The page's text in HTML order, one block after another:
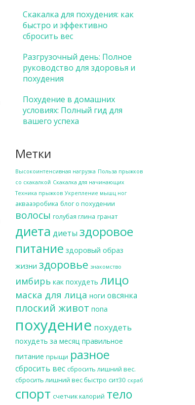
Скакалка для похудения: как
быстро и эффективно
сбросить вес
Разгрузочный день: Полное
руководство для здоровья и
похудения
Похудение в домашних
условиях: Полный гид для
вашего успеха
Метки
Высокоинтенсивная нагрузка Польза прыжков
со скакалкой Скакалка для начинающих
Техника прыжков Укрепление мышц ног
аквааэробика блог о похудении
волосы голубая глина гранат
диета диеты здоровое
питание здоровый образ
жизни здоровье знакомство
имбирь как похудеть лицо
маска для лица ноги овсянка
плоский живот попа
похудение похудеть
похудеть за месяц правильное
питание прыщи разное
сбросить вес сбросить лишний вес.
сбросить лишний вес быстро сит30 скраб
спорт счетчик калорий тело